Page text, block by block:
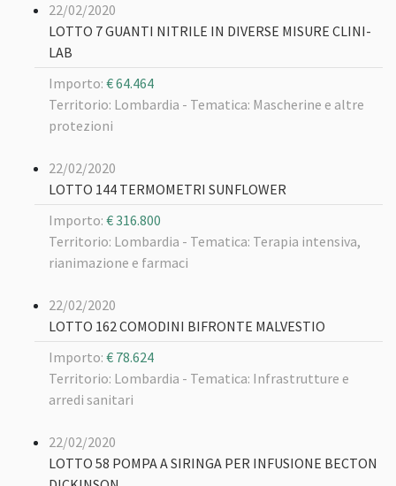
22/02/2020
LOTTO 7 GUANTI NITRILE IN DIVERSE MISURE CLINI-
LAB
Importo: € 64.464
Territorio: Lombardia - Tematica: Mascherine e altre
protezioni
22/02/2020
LOTTO 144 TERMOMETRI SUNFLOWER
Importo: € 316.800
Territorio: Lombardia - Tematica: Terapia intensiva,
rianimazione e farmaci
22/02/2020
LOTTO 162 COMODINI BIFRONTE MALVESTIO
Importo: € 78.624
Territorio: Lombardia - Tematica: Infrastrutture e
arredi sanitari
22/02/2020
LOTTO 58 POMPA A SIRINGA PER INFUSIONE BECTON